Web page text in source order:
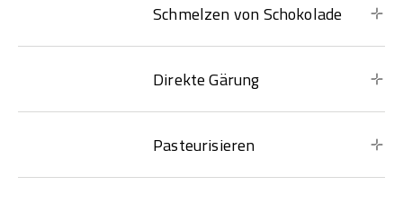
Schmelzen von Schokolade
Direkte Gärung
Pasteurisieren